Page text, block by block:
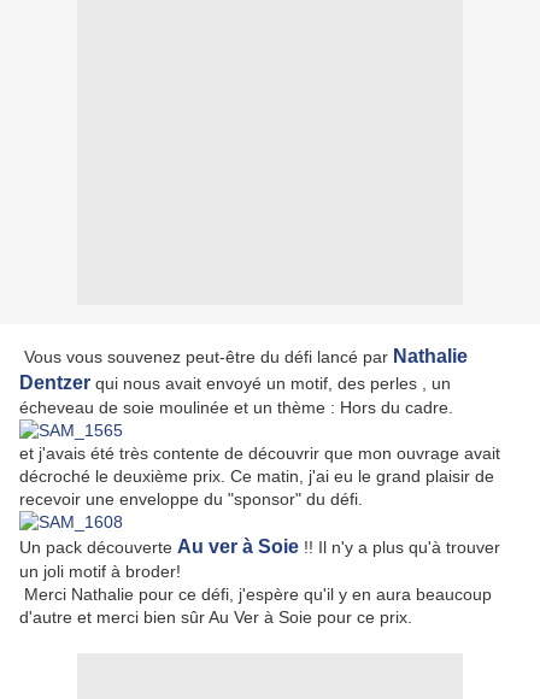
Vous vous souvenez peut-être du défi lancé par Nathalie
Dentzer qui nous avait envoyé un motif, des perles , un
écheveau de soie moulinée et un thème : Hors du cadre.
et j'avais été très contente de découvrir que mon ouvrage avait
décroché le deuxième prix. Ce matin, j'ai eu le grand plaisir de
recevoir une enveloppe du "sponsor" du défi.
Un pack découverte Au ver à Soie !! Il n'y a plus qu'à trouver
un joli motif à broder!
Merci Nathalie pour ce défi, j'espère qu'il y en aura beaucoup
d'autre et merci bien sûr Au Ver à Soie pour ce prix.